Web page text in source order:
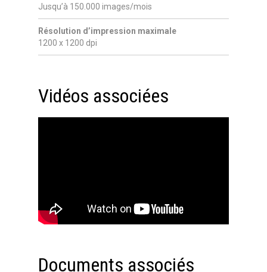
Jusqu’à 150.000 images/mois
Résolution d’impression maximale
1200 x 1200 dpi
Vidéos associées
Documents associés